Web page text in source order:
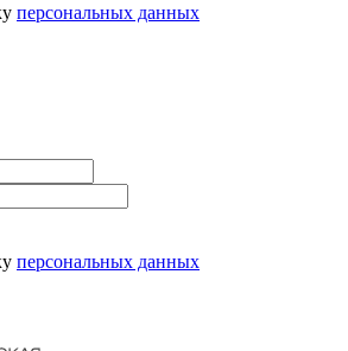
персональных данных
персональных данных